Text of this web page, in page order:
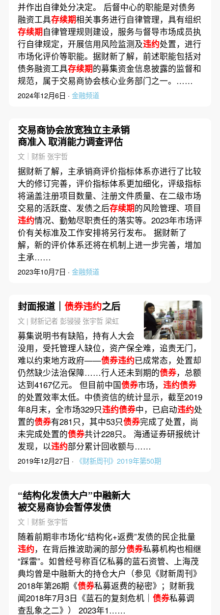
并作出自律处分决定。 后督中心的职能是对债务
融资工具存续期相关事务进行自律管理，具有组织
存续期自律管理规则建设，服务与督导市场成员执
行自律规定，开展信用风险监测及违约处置，进行
市场化评价等职能。据财新了解，前述职能包括对
债务融资工具存续期的募集资金信息披露的监督和
规范，属于交易商协会核心业务部门之一。……
2024年12月6日 · 金融频道
交易商协会放宽独立主承销
商准入 取消能力调查评估
文｜财新 张宇哲
据财新了解，主承销商评价指标体系亦进行了比较
大的修订完善，评价指标体系更加细化，评级指标
将涵盖注册项目数量、注册文件质量、在二级市场
交易的活跃度、发债之后存续期的风险管理、项目
违约情况、勤勉尽职责任的落实等。2023年市场评
价有关标准及工作安排将另行发布。 据财新了
解，新的评价体系还将在机制上进一步完善，增加
主承……
2023年10月7日 · 金融频道
封面报道｜ 债券违约之后
文 | 财新记者 彭骎骎 张宇哲 梁虹
募集说明书有缺陷，持有人大会
没用，受托管理人缺位，资产保全难，追责无门，
难以约束地方政府——债券违约已成常态，处置却
仍然缺少法治保障……行人还未到期的债券，总额
达到4167亿元。 但目前中国债券市场， 违约债券
的处置效率太低。中债资信的统计显示，截至2019
年8月末，全市场329只违约债券中，已启动违约处
置的债券有281只，其中53只债券完成了处置，尚
未完成处置的债券共计228只。 海通证券研报统计
发现，以违约部分累计回收额与……
2019年12月27日 · 《财新周刊》2019年第50期
“结构化发债大户”中融新大
被交易商协会暂停发债
文｜财新 张宇哲
随着前期非市场化“结构化+返费”发债的民企批量
违约，在背后推波助澜的部分债券私募机构也相继
“踩雷”。如曾经号称百亿私募的蓝石资管、上海茂
典均曾是中融新大的持仓大户（参见《财新周刊》
2018年第26期《债券私募返费的秘密》；财新我
闻2018年7月3日《蓝石的复刻危机｜ 债券私募调
查乱象之二》） 2023年1……